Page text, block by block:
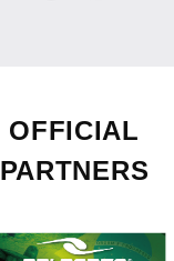
OFFICIAL
PARTNERS